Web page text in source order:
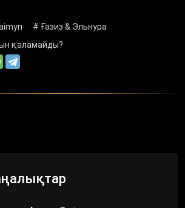
# Ғазиз & Эльнура
қаламайды?